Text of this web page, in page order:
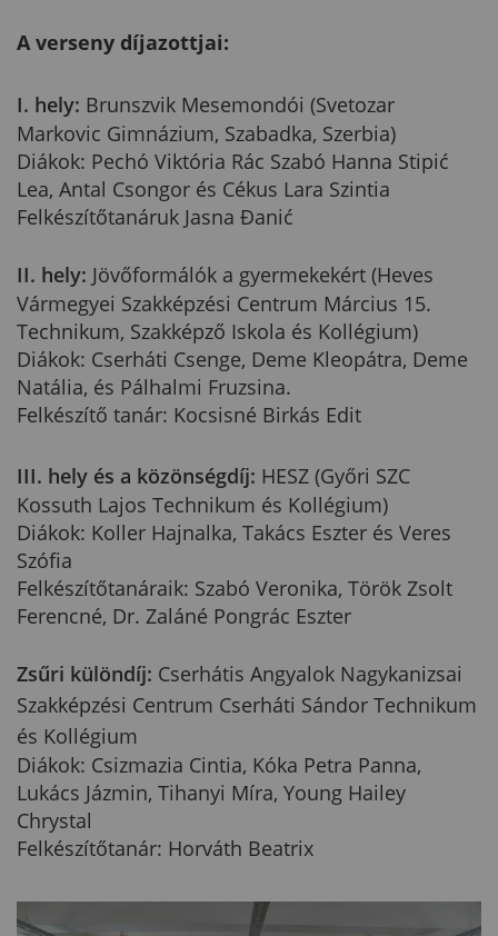
A verseny díjazottjai:
I. hely: Brunszvik Mesemondói (Svetozar
Markovic Gimnázium, Szabadka, Szerbia)
Diákok: Pechó Viktória Rác Szabó Hanna Stipić
Lea, Antal Csongor és Cékus Lara Szintia
Felkészítőtanáruk Jasna Đanić
II. hely: Jövőformálók a gyermekekért (Heves
Vármegyei Szakképzési Centrum Március 15.
Technikum, Szakképző Iskola és Kollégium)
Diákok: Cserháti Csenge, Deme Kleopátra, Deme
Natália, és Pálhalmi Fruzsina.
Felkészítő tanár: Kocsisné Birkás Edit
III. hely és a közönségdíj: HESZ (Győri SZC
Kossuth Lajos Technikum és Kollégium)
Diákok: Koller Hajnalka, Takács Eszter és Veres
Szófia
Felkészítőtanáraik: Szabó Veronika, Török Zsolt
Ferencné, Dr. Zaláné Pongrác Eszter
Zsűri különdíj: Cserhátis Angyalok Nagykanizsai
Szakképzési Centrum Cserháti Sándor Technikum
és Kollégium
Diákok: Csizmazia Cintia, Kóka Petra Panna,
Lukács Jázmin, Tihanyi Míra, Young Hailey
Chrystal
Felkészítőtanár: Horváth Beatrix